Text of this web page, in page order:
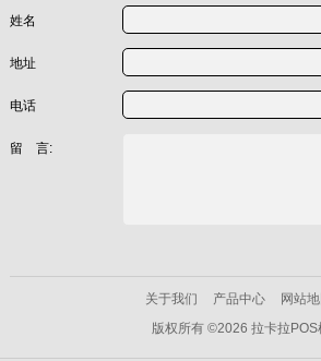
姓名
地址
电话
留 言:
关于我们 产品中心
网站
版权所有 ©2026 拉卡拉POS